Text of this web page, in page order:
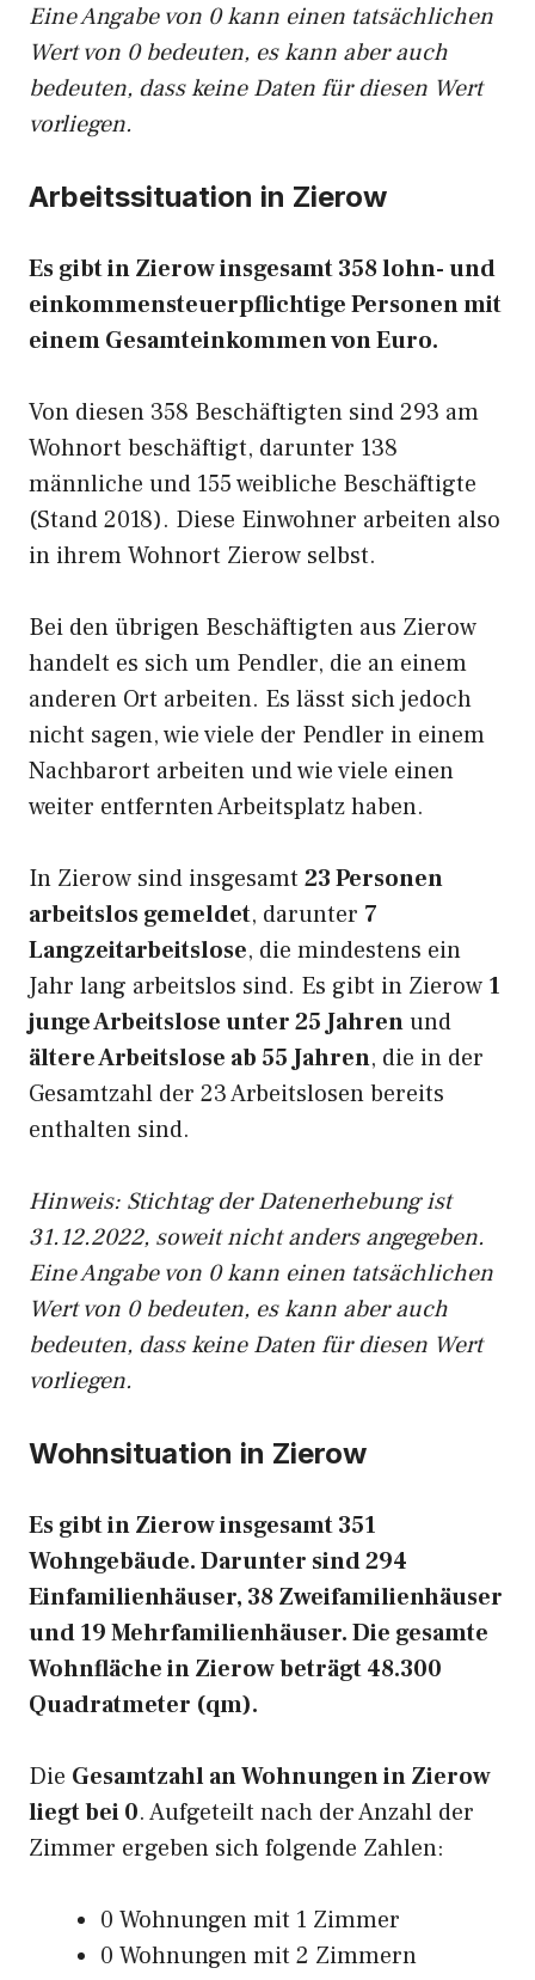
Eine Angabe von 0 kann einen tatsächlichen
Wert von 0 bedeuten, es kann aber auch
bedeuten, dass keine Daten für diesen Wert
vorliegen.
Arbeitssituation in Zierow
Es gibt in Zierow insgesamt 358 lohn- und
einkommensteuerpflichtige Personen mit
einem Gesamteinkommen von Euro.
Von diesen 358 Beschäftigten sind 293 am
Wohnort beschäftigt, darunter 138
männliche und 155 weibliche Beschäftigte
(Stand 2018). Diese Einwohner arbeiten also
in ihrem Wohnort Zierow selbst.
Bei den übrigen Beschäftigten aus Zierow
handelt es sich um Pendler, die an einem
anderen Ort arbeiten. Es lässt sich jedoch
nicht sagen, wie viele der Pendler in einem
Nachbarort arbeiten und wie viele einen
weiter entfernten Arbeitsplatz haben.
In Zierow sind insgesamt 23 Personen
arbeitslos gemeldet, darunter 7
Langzeitarbeitslose, die mindestens ein
Jahr lang arbeitslos sind. Es gibt in Zierow 1
junge Arbeitslose unter 25 Jahrenund
ältere Arbeitslose ab 55 Jahren, die in der
Gesamtzahl der 23 Arbeitslosen bereits
enthalten sind.
Hinweis: Stichtag der Datenerhebung ist
31.12.2022, soweit nicht anders angegeben.
Eine Angabe von 0 kann einen tatsächlichen
Wert von 0 bedeuten, es kann aber auch
bedeuten, dass keine Daten für diesen Wert
vorliegen.
Wohnsituation in Zierow
Es gibt in Zierow insgesamt 351
Wohngebäude. Darunter sind 294
Einfamilienhäuser, 38 Zweifamilienhäuser
und 19 Mehrfamilienhäuser. Die gesamte
Wohnfläche in Zierow beträgt 48.300
Quadratmeter (qm).
Die Gesamtzahl an Wohnungen in Zierow
liegt bei 0. Aufgeteilt nach der Anzahl der
Zimmer ergeben sich folgende Zahlen:
0 Wohnungen mit 1 Zimmer
0 Wohnungen mit 2 Zimmern